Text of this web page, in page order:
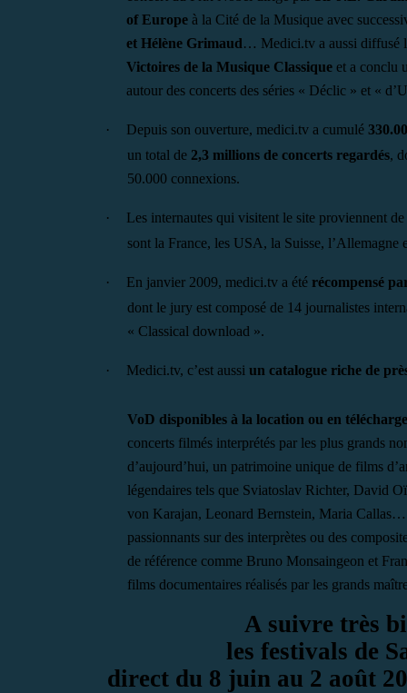
of Europe à la Cité de la Musique avec
et Hélène Grimaud… Medici.tv a aussi diffusé
Victoires de la Musique Classique et a conclu
autour des concerts des séries « Déclic » et «
· Depuis son ouverture, medici.tv a cumulé
un total de 2,3 millions de concerts regardés,
50.000 connexions.
·
Les internautes qui visitent le site proviennent de
sont la France, les USA, la Suisse, l’Allemagne
· En janvier 2009, medici.tv a été récompensé
dont le jury est composé de 14 journalistes
« Classical download ».
· Medici.tv, c’est aussi un catalogue riche de
VoD disponibles à la location ou en
concerts filmés interprétés par les plus grands
d’aujourd’hui, un patrimoine unique de films
légendaires tels que Sviatoslav Richter, David
von Karajan, Leonard Bernstein, Maria Callas…
passionnants sur des interprètes ou des
de référence comme Bruno Monsaingeon et
films documentaires réalisés par les grands
A suivre très
les festivals de
direct du 8 juin au 2 août